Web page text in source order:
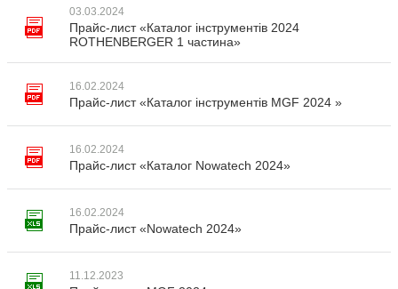
03.03.2024
Прайс-лист «Каталог інструментів 2024
ROTHENBERGER 1 частина»
16.02.2024
Прайс-лист «Каталог інструментів MGF 2024 »
16.02.2024
Прайс-лист «Каталог Nowatech 2024»
16.02.2024
Прайс-лист «Nowatech 2024»
11.12.2023